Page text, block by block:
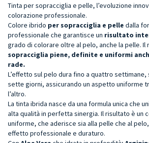
Tinta per sopracciglia e pelle, l’evoluzione
colorazione professionale.
Colore ibrido per sopracciglia e pelle dalla
professionale che garantisce un risultato
grado di colorare oltre al pelo, anche la pelle. Il
sopracciglia piene, definite e uniformi
rade.
L’effetto sul pelo dura fino a quattro settimane,
sette giorni, assicurando un aspetto uniforme
l’altro.
La tinta ibrida nasce da una formula unica che
alta qualità in perfetta sinergia. Il risultato è un
uniforme, che aderisce sia alla pelle che al
effetto professionale e duraturo.